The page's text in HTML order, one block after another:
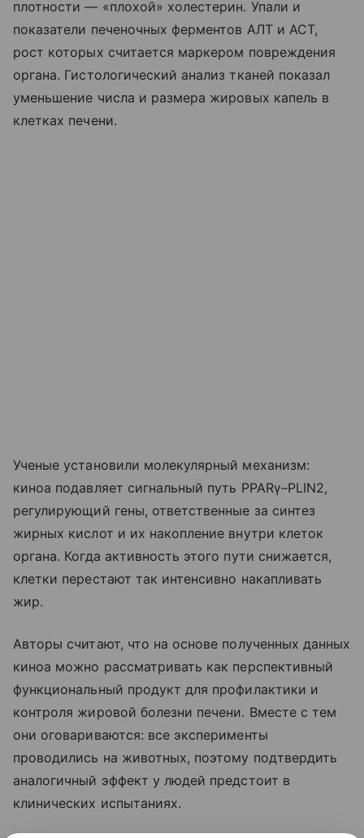
плотности — «плохой» холестерин. Упали и
показатели печеночных ферментов АЛТ и АСТ,
рост которых считается маркером повреждения
органа. Гистологический анализ тканей показал
уменьшение числа и размера жировых капель в
клетках печени.
Ученые установили молекулярный механизм:
киноа подавляет сигнальный путь PPARγ–PLIN2,
регулирующий гены, ответственные за синтез
жирных кислот и их накопление внутри клеток
органа. Когда активность этого пути снижается,
клетки перестают так интенсивно накапливать
жир.
Авторы считают, что на основе полученных данных
киноа можно рассматривать как перспективный
функциональный продукт для профилактики и
контроля жировой болезни печени. Вместе с тем
они оговариваются: все эксперименты
проводились на животных, поэтому подтвердить
аналогичный эффект у людей предстоит в
клинических испытаниях.